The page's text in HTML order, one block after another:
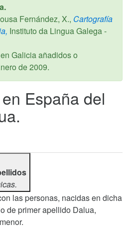
Fernández, X., Cartografía
Instituto da Lingua Galega -
Galicia añadidos o
de 2009.
España del
las personas, nacidas en dicha
de primer apellido Dalua,